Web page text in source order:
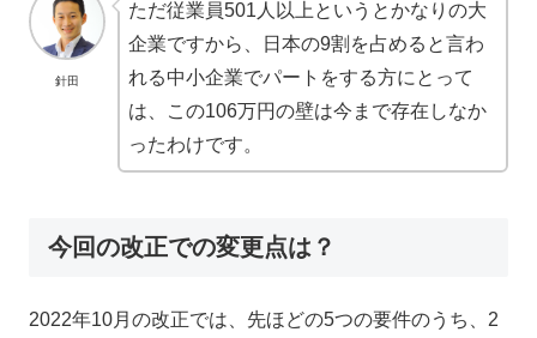
針田
ただ従業員501人以上というとかなりの大
企業ですから、日本の9割を占めると言わ
れる中小企業でパートをする方にとって
は、この106万円の壁は今まで存在しなか
ったわけです。
今回の改正での変更点は？
2022年10月の改正では、先ほどの5つの要件のうち、2